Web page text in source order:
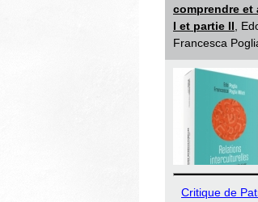
comprendre et
I et partie II ,
Francesca
Critique de